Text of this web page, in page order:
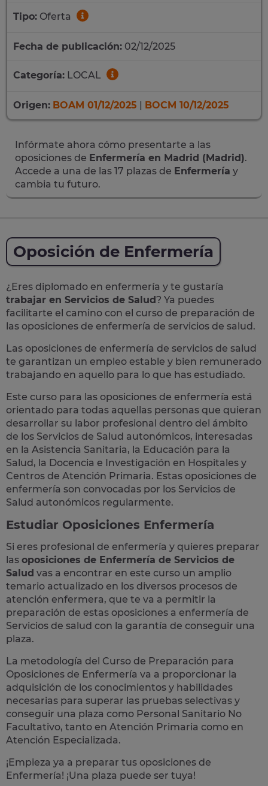
Tipo: Oferta
Fecha de publicación: 02/12/2025
Categoría: LOCAL
Origen: BOAM 01/12/2025 | BOCM 10/12/2025
Infórmate ahora cómo presentarte a las
oposiciones de Enfermería en Madrid (Madrid).
Accede a una de las 17 plazas de Enfermería y
cambia tu futuro.
Oposición de Enfermería
¿Eres diplomado en enfermería y te gustaría
trabajar en Servicios de Salud? Ya puedes
facilitarte el camino con el curso de preparación de
las oposiciones de enfermería de servicios de salud.
Las oposiciones de enfermería de servicios de salud
te garantizan un empleo estable y bien remunerado
trabajando en aquello para lo que has estudiado.
Este curso para las oposiciones de enfermería está
orientado para todas aquellas personas que quieran
desarrollar su labor profesional dentro del ámbito
de los Servicios de Salud autonómicos, interesadas
en la Asistencia Sanitaria, la Educación para la
Salud, la Docencia e Investigación en Hospitales y
Centros de Atención Primaria. Estas oposiciones de
enfermería son convocadas por los Servicios de
Salud autonómicos regularmente.
Estudiar Oposiciones Enfermería
Si eres profesional de enfermería y quieres preparar
las oposiciones de Enfermería de Servicios de
Salud vas a encontrar en este curso un amplio
temario actualizado en los diversos procesos de
atención enfermera, que te va a permitir la
preparación de estas oposiciones a enfermería de
Servicios de salud con la garantía de conseguir una
plaza.
La metodología del Curso de Preparación para
Oposiciones de Enfermería va a proporcionar la
adquisición de los conocimientos y habilidades
necesarias para superar las pruebas selectivas y
conseguir una plaza como Personal Sanitario No
Facultativo, tanto en Atención Primaria como en
Atención Especializada.
¡Empieza ya a preparar tus oposiciones de
Enfermería! ¡Una plaza puede ser tuya!